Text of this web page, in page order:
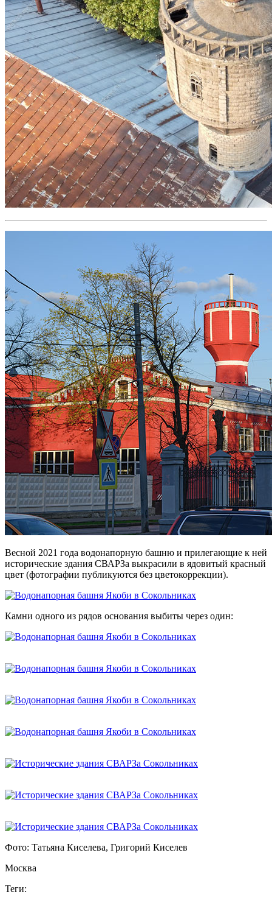
Весной 2021 года водонапорную башню и прилегающие к ней
исторические здания СВАРЗа выкрасили в ядовитый красный
цвет (фотографии публикуются без цветокоррекции).
Камни одного из рядов основания выбиты через один:
Фото: Татьяна Киселева, Григорий Киселев
Москва
Теги: